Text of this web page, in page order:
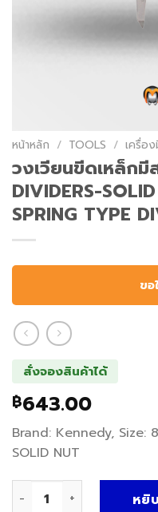
หน้าหลัก / TOOLS / เครื่อ
วงเวียนขีดเหล็กมี
DIVIDERS-
SPRING TYPE
ขอ
สั่งจองสินค้าได้
฿643.00
Brand: Kennedy, Size:
SOLID NUT
หยิ